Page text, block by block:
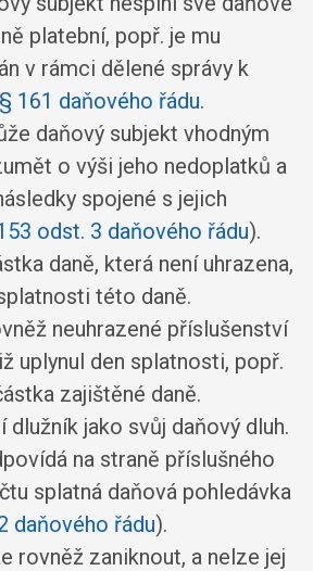
platební, popř. je mu
v rámci dělené správy k
§ 161 daňového řádu.
daňový subjekt vhodným
o výši jeho nedoplatků a
spojené s jejich
odst. 3 daňového řádu).
daně, která není uhrazena,
této daně.
neuhrazené příslušenství
uplynul den splatnosti, popř.
zajištěné daně.
dlužník jako svůj daňový dluh.
na straně příslušného
splatná daňová pohledávka
daňového řádu).
rovněž zaniknout, a nelze jej